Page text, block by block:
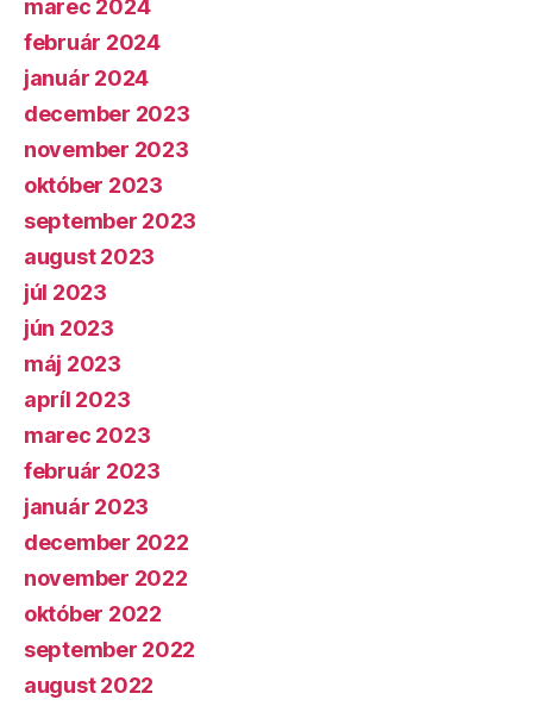
marec 2024
február 2024
január 2024
december 2023
november 2023
október 2023
september 2023
august 2023
júl 2023
jún 2023
máj 2023
apríl 2023
marec 2023
február 2023
január 2023
december 2022
november 2022
október 2022
september 2022
august 2022